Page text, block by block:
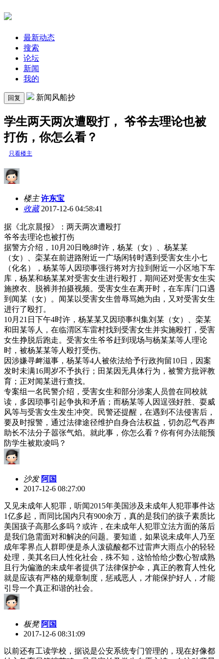
最新动态
搜索
论坛
新闻
我的
回复 新闻风船抄
学生两天两次遭殴打， 爷爷去理论也被
打伤，你怎么看？
只看楼主
楼主 许东宝
收藏2017-12-6 04:58:41
据《北京晨报》：两天两次遭殴打
爷爷去理论也被打伤
据警方介绍，10月20日晚8时许，杨某（女）、杨某某
（女）、栾某在前进路附近一广场闲转时遇到受害女生小七
（化名），杨某等人因琐事强行将对方拉到附近一小区地下车
库，杨某和杨某某对受害女生进行殴打，期间还对受害女生实
施撩衣、脱裤并拍摄视频。受害女生在离开时，在车库门口遇
到闻某（女）。闻某以受害女生曾辱骂她为由，又对受害女生
进行了殴打。
10月21日下午4时许，杨某某又因琐事纠集刘某（女）、栾某
和田某等人，在临渭区车雷村找到受害女生并实施殴打，受害
女生挣脱后跑走。受害女生爷爷赶到现场与杨某某等人理论
时，被杨某某等人殴打受伤。
因涉嫌寻衅滋事，杨某等4人被依法给予行政拘留10日，因案
发时未满16周岁不予执行；田某因无具体行为，被警方批评教
育；正对闻某进行查找。
专案组一名民警介绍，受害女生和部分涉案人员曾在同校就
读，多因琐事引起争执和矛盾；而杨某等人因逞强好胜、耍威
风等与受害女生发生冲突。民警还提醒，在遇到不法侵害后，
要及时报警，通过法律途径维护自身合法权益，切勿忍气吞声
助长不法分子嚣张气焰。就此事，你怎么看？你有何办法能预
防学生被欺凌吗？
沙发 阿国
2017-12-6 08:27:00
又见未成年人犯罪，听闻2015年美国涉及未成年人犯罪事件达
1亿多起，而同比国内只有900余万，真的是我们的孩子素质比
美国孩子高那么多吗？或许，在未成年人犯罪立法方面的落后
是我们急需面对和解决的问题。要知道，如果说未成年人乃至
成年零界点人群即便是杀人泼硫酸都不过雷声大雨点小的轻轻
处理，美其名曰人性化社会，殊不知，这恰恰给少数心智成熟
且行为偏激的未成年者提供了法律保护伞，真正的教育人性化
就是应该有严格的规章制度，惩戒恶人，才能保护好人，才能
引导一个真正和谐的社会。
板凳 阿国
2017-12-6 08:31:09
以前还有工读学校，据说是公安系统专门管理的，现在好像都